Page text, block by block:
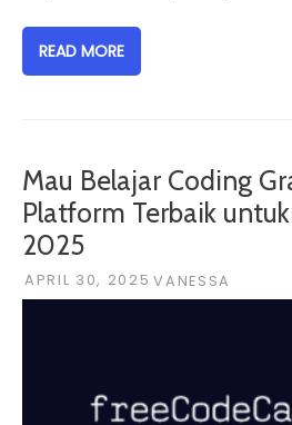
READ MORE
Mau Belajar Coding
Platform Terbaik
2025
APRIL 30, 2025 VANESSA